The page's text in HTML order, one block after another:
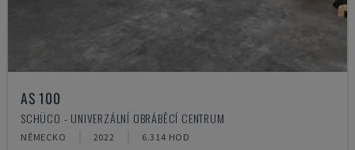
AS 100
SCHÜCO - UNIVERZÁLNÍ OBRÁBĚCÍ CENTRUM
NĚMECKO 2022 6.314 HOD